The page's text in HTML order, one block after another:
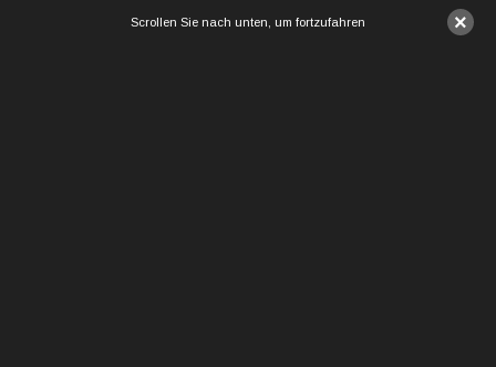
×
Scrollen Sie nach unten, um fortzufahren